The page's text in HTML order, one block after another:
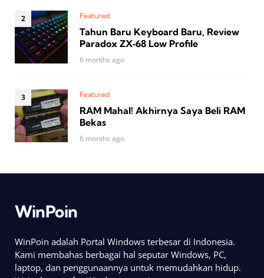
Featured
Tahun Baru Keyboard Baru, Review
Paradox ZX‑68 Low Profile
6 months ago
Featured
RAM Mahal! Akhirnya Saya Beli RAM
Bekas
6 months ago
WinPoin
WinPoin adalah Portal Windows terbesar di Indonesia.
Kami membahas berbagai hal seputar Windows, PC,
laptop, dan penggunaannya untuk memudahkan hidup.